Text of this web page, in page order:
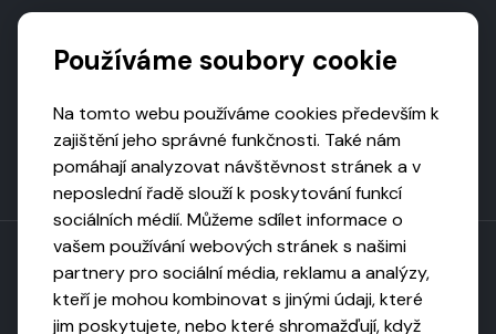
Toto dílo podléhá licenci CC BY-NC-ND
Používáme soubory cookie
Na tomto webu používáme cookies především k
zajištění jeho správné funkčnosti. Také nám
pomáhají analyzovat návštěvnost stránek a v
neposlední řadě slouží k poskytování funkcí
sociálních médií. Můžeme sdílet informace o
vašem používání webových stránek s našimi
partnery pro sociální média, reklamu a analýzy,
kteří je mohou kombinovat s jinými údaji, které
jim poskytujete, nebo které shromažďují, když